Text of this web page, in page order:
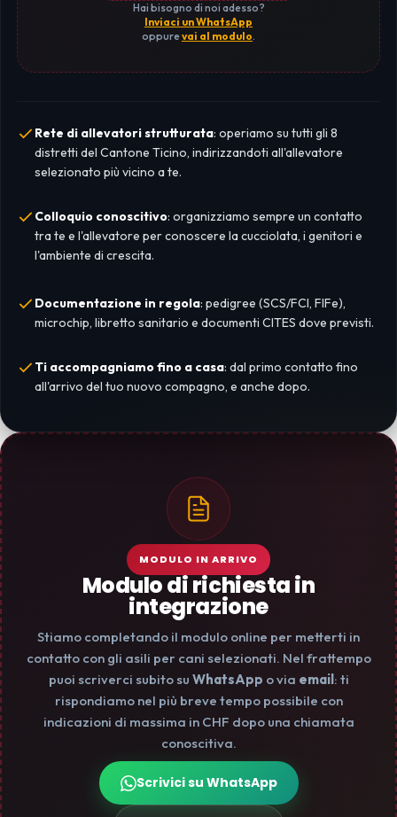
Hai bisogno di noi adesso?
Inviaci un WhatsApp
oppurevai al modulo.
Rete di allevatori strutturata: operiamo su tutti gli 8
distretti del Cantone Ticino, indirizzandoti all'allevatore
selezionato più vicino a te.
Colloquio conoscitivo: organizziamo sempre un contatto
tra te e l'allevatore per conoscere la cucciolata, i genitori e
l'ambiente di crescita.
Documentazione in regola: pedigree (SCS/FCI, FIFe),
microchip, libretto sanitario e documenti CITES dove previsti.
Ti accompagniamo fino a casa: dal primo contatto fino
all'arrivo del tuo nuovo compagno, e anche dopo.
MODULO IN ARRIVO
Modulo di richiesta in
integrazione
Stiamo completando il modulo online per metterti in
contatto con gli asili per cani selezionati. Nel frattempo
puoi scriverci subito su WhatsApp o via email: ti
rispondiamo nel più breve tempo possibile con
indicazioni di massima in CHF dopo una chiamata
conoscitiva.
Scrivici su WhatsApp